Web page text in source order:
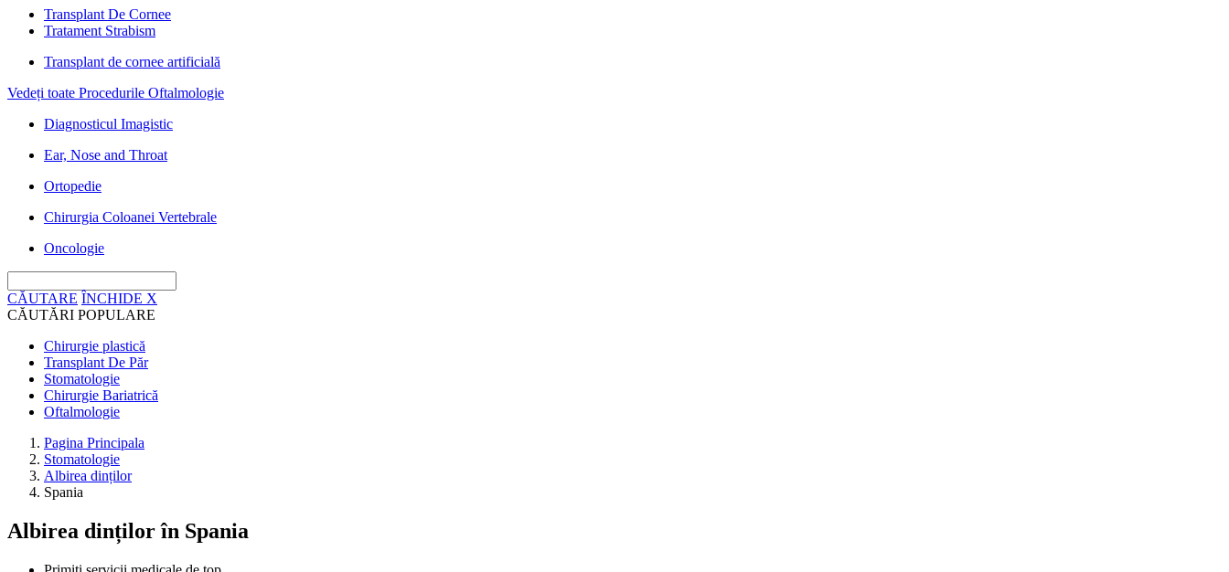
Transplant De Cornee
Tratament Strabism
Transplant de cornee artificială
Vedeți toate Procedurile Oftalmologie
Diagnosticul Imagistic
Ear, Nose and Throat
Ortopedie
Chirurgia Coloanei Vertebrale
Oncologie
CĂUTARE ÎNCHIDE X
CĂUTĂRI POPULARE
Chirurgie plastică
Transplant De Păr
Stomatologie
Chirurgie Bariatrică
Oftalmologie
Pagina Principala
Stomatologie
Albirea dinților
Spania
Albirea dințilorîn Spania